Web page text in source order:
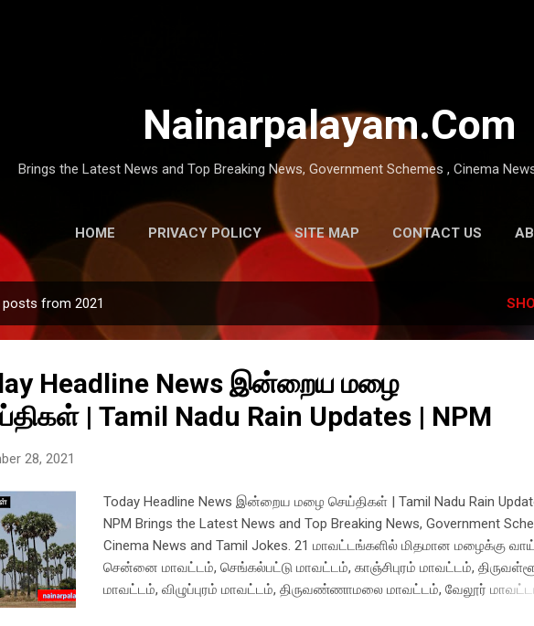
Nainarpalayam.Com
Brings the Latest News and Top Breaking News, Government Schemes , Cinema
HOME PRIVACY POLICY SITE MAP CONTACT US
posts from 2021
Headline News இன்றைய மழை
| Tamil Nadu Rain Updates | NPM
28, 2021
Today Headline News இன்றைய மழை செய்திகள் | Tamil Nadu Rain
NPM Brings the Latest News and Top Breaking News, Government
Cinema News and Tamil Jokes. 21 மாவட்டங்களில் மிதமான மழைக்கு
சென்னை மாவட்டம், செங்கல்பட்டு மாவட்டம், காஞ்சிபுரம் மாவட்டம்,
மாவட்டம், விழுப்புரம் மாவட்டம், திருவண்ணாமலை மாவட்டம், வேலூர்